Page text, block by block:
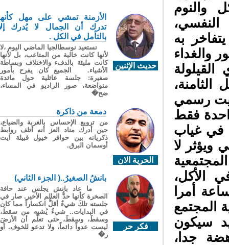
والنوم
به
والغداء
رسمي
فقط
في غياب
ويؤثر لا
الأكل،
أمرا
المجتمع
سيكون
جدا،
حديث الإثنين
الأزمنة تمشي على مهل كأنها
تدرك أن الجمال لا يُدرك إلا
بالتأمل في الكل .
نستعيد نوسطالجيا الماضي اليوم ،لا
لأنها كانت خالية من المتاعب، بل لأنها
كانت مليئة بالدفء والاختلاف وبساطة
الأشياء. الجميع كان يفرح بأمور
صغيرة: جلسة عائلية حول مائدة
متواضعة، صور الراديو في المساء،
ضح�
الحرية الان
دمعة من ذاكرة
من ترويع الإحساس بالغربة والضياع،
حين أدرك مناد العز أنه أتلف روابط
ذكرياته بين حوافر خيول قبيلة آيت
أوسمان البرق.
فكر حر
بانشُ الصغيرُ..( الجزء الثاني)
ما عاد بانش يجلس عند حافة
الصخرة كأنها حدُّ العالم الأخير. صار في
جلسته تلكَ شيءٌ أقلُّ انكساراً مما كان
في البدايات.. شيءٌ يُشبِه من سقطَ،
وسقطَ، وسقطَ، حتى تعلّم أن الأرضَ
ليست عدواً دائماً، ولا تدعو للخوف. أو
ر�